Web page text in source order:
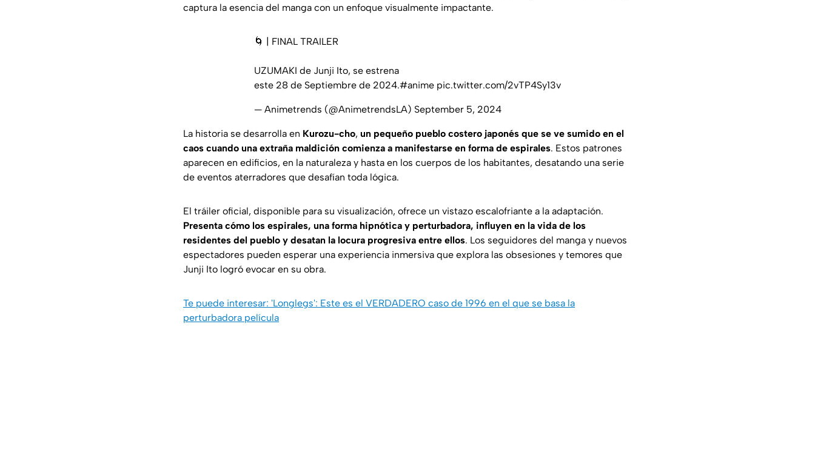
captura la esencia del manga con un enfoque visualmente impactante.
🌀 | FINAL TRAILER
UZUMAKI de Junji Ito, se estrena
este 28 de Septiembre de 2024.#anime pic.twitter.com/2vTP4Sy13v
— Animetrends (@AnimetrendsLA) September 5, 2024
La historia se desarrolla en Kurozu-cho, un pequeño pueblo costero japonés que se ve sumido en el
caos cuando una extraña maldición comienza a manifestarse en forma de espirales. Estos patrones
aparecen en edificios, en la naturaleza y hasta en los cuerpos de los habitantes, desatando una serie
de eventos aterradores que desafían toda lógica.
El tráiler oficial, disponible para su visualización, ofrece un vistazo escalofriante a la adaptación.
Presenta cómo los espirales, una forma hipnótica y perturbadora, influyen en la vida de los
residentes del pueblo y desatan la locura progresiva entre ellos. Los seguidores del manga y nuevos
espectadores pueden esperar una experiencia inmersiva que explora las obsesiones y temores que
Junji Ito logró evocar en su obra.
Te puede interesar: 'Longlegs': Este es el VERDADERO caso de 1996 en el que se basa la
perturbadora película